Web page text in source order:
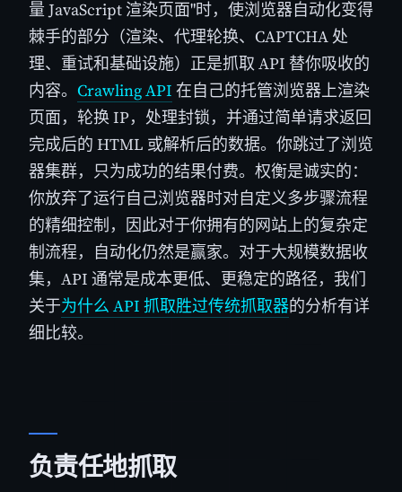
量 JavaScript 渲染页面"时，使浏览器自动化变得
棘手的部分（渲染、代理轮换、CAPTCHA 处
理、重试和基础设施）正是抓取 API 替你吸收的
内容。 Crawling API 在自己的托管浏览器上渲染
页面，轮换 IP，处理封锁，并通过简单请求返回
完成后的 HTML 或解析后的数据。你跳过了浏览
器集群，只为成功的结果付费。权衡是诚实的：
你放弃了运行自己浏览器时对自定义多步骤流程
的精细控制，因此对于你拥有的网站上的复杂定
制流程，自动化仍然是赢家。对于大规模数据收
集，API 通常是成本更低、更稳定的路径，我们
关于为什么 API 抓取胜过传统抓取器的分析有详
细比较。
负责任地抓取